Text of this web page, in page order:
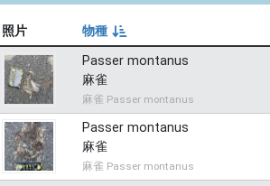
照片
物種
由小到大
Passer montanus
麻雀
麻雀 Passer montanus
Passer montanus
麻雀
麻雀 Passer montanus